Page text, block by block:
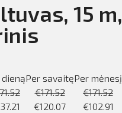
15 m,
dienąPer savaitę
€171.52
€120.07
Per mėnesį
€171.52
€102.91